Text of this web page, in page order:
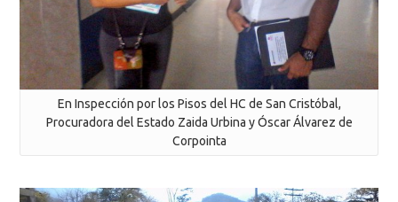
En Inspección por los Pisos del HC de San Cristóbal,
Procuradora del Estado Zaida Urbina y Óscar Álvarez de
Corpointa